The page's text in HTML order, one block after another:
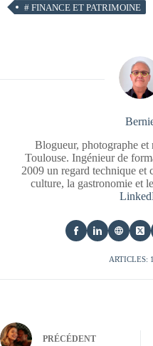
# FINANCE ET PATRIMOINE
Blogueur, photographe et
Toulouse. Ingénieur de
2009 un regard technique et
culture, la gastronomie et
ARTICLES:
PRÉCÉDENT